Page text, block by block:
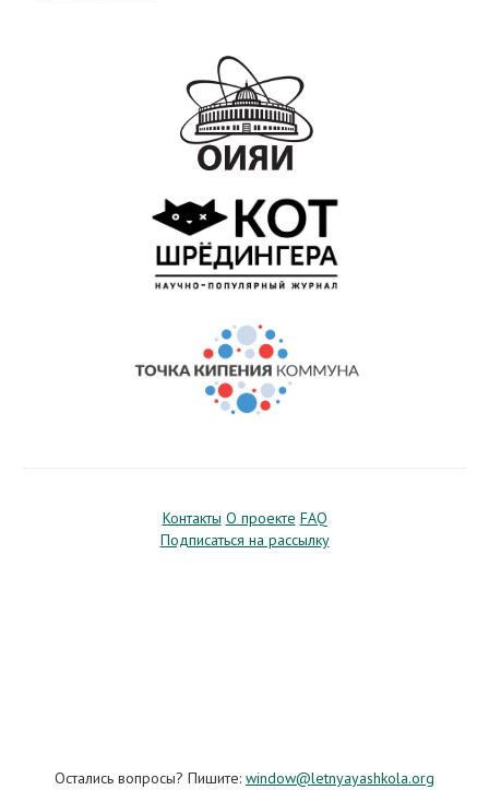
Контакты О проекте FAQ
Подписаться на рассылку
Остались вопросы? Пишите: window@letnyayashkola.org